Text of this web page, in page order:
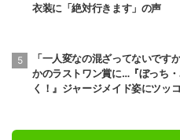
衣装に「絶対行きます」の声
「一人変なの混ざってないです
かのラストワン賞に…『ぼっち
く！』ジャージメイド姿にツッ